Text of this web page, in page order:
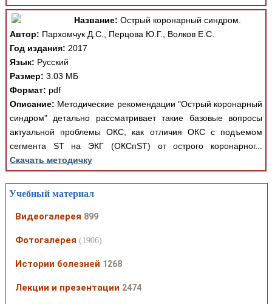
Название: Острый коронарный синдром.
Автор: Пархомчук Д.С., Перцова Ю.Г., Волков Е.С.
Год издания: 2017
Язык: Русский
Размер: 3.03 МБ
Формат: pdf
Описание: Методические рекомендации "Острый коронарный
синдром" детально рассматривает такие базовые вопросы
актуальной проблемы ОКС, как отличия ОКС с подъемом
сегмента ST на ЭКГ (ОКСпST) от острого коронарног...
Скачать методичку
Учебный материал
Видеогалерея 899
Фотогалерея (1906)
Истории болезней 1268
Лекции и презентации 2474